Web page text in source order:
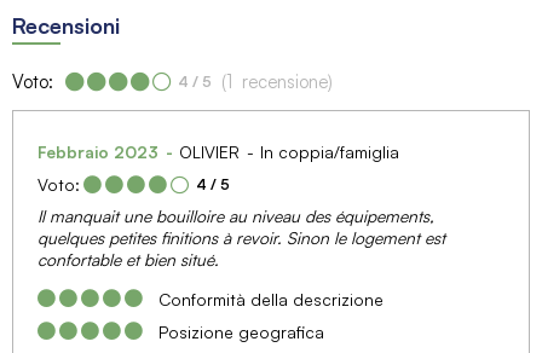
Recensioni
Voto: 4 / 5 (1 recensione)
Febbraio 2023 OLIVIER
In coppia/famiglia
Voto:
4 / 5
Il manquait une bouilloire au niveau des équipements,
quelques petites finitions à revoir. Sinon le logement est
confortable et bien situé.
Conformità della descrizione
Posizione geografica